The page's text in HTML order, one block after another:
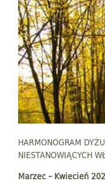
HARMONOGRAM
NIESTANOWIĄCYCH
Marzec – Kwiecień